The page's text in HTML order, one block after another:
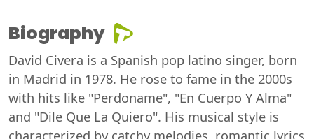
Biography
David Civera is a Spanish pop latino singer, born
in Madrid in 1978. He rose to fame in the 2000s
with hits like "Perdoname", "En Cuerpo Y Alma"
and "Dile Que La Quiero". His musical style is
characterized by catchy melodies, romantic lyrics